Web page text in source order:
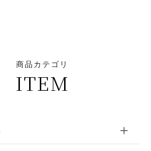
商品カテゴリ
ITEM